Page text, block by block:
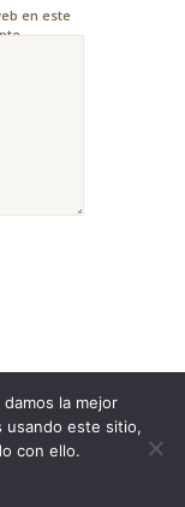
en este
y
la mejor
usando este sitio,
con ello.